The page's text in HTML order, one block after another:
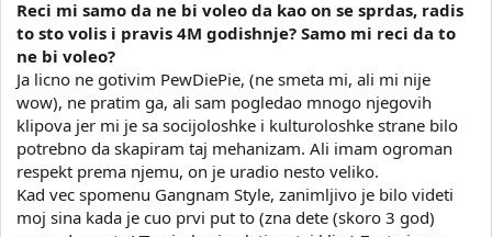
Reci mi samo da ne bi voleo da kao on se sprdas, radis
to sto volis i pravis 4M godishnje? Samo mi reci da to
ne bi voleo?
Ja licno ne gotivim PewDiePie, (ne smeta mi, ali mi nije
wow), ne pratim ga, ali sam pogledao mnogo njegovih
klipova jer mi je sa socijoloshke i kulturoloshke strane bilo
potrebno da skapiram taj mehanizam. Ali imam ogroman
respekt prema njemu, on je uradio nesto veliko.
Kad vec spomenu Gangnam Style, zanimljivo je bilo videti
moj sina kada je cuo prvi put to (zna dete (skoro 3 god)